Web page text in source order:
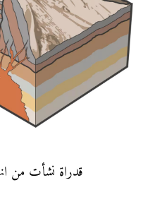
قدراة نشأت من